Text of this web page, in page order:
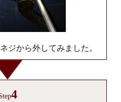
ジから外してみました。
4